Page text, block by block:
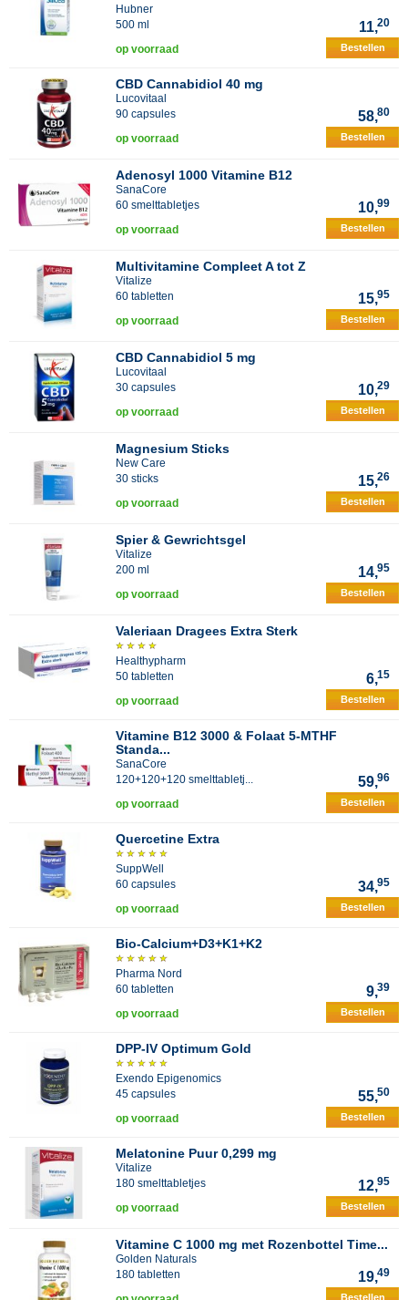
Hubner
500 ml
11,20
op voorraad Bestellen
CBD Cannabidiol 40 mg
Lucovitaal
90 capsules
58,80
op voorraad Bestellen
Adenosyl 1000 Vitamine B12
SanaCore
60 smelttabletjes
10,99
op voorraad Bestellen
Multivitamine Compleet A tot Z
Vitalize
60 tabletten
15,95
op voorraad Bestellen
CBD Cannabidiol 5 mg
Lucovitaal
30 capsules
10,29
op voorraad Bestellen
Magnesium Sticks
New Care
30 sticks
15,26
op voorraad Bestellen
Spier & Gewrichtsgel
Vitalize
200 ml
14,95
op voorraad Bestellen
Valeriaan Dragees Extra Sterk
Healthypharm
50 tabletten
6,15
op voorraad Bestellen
Vitamine B12 3000 & Folaat 5-MTHF
Standa...
SanaCore
120+120+120 smelttabletj...
59,96
op voorraad Bestellen
Quercetine Extra
SuppWell
60 capsules
34,95
op voorraad Bestellen
Bio-Calcium+D3+K1+K2
Pharma Nord
60 tabletten
9,39
op voorraad Bestellen
DPP-IV Optimum Gold
Exendo Epigenomics
45 capsules
55,50
op voorraad Bestellen
Melatonine Puur 0,299 mg
Vitalize
180 smelttabletjes
12,95
op voorraad Bestellen
Vitamine C 1000 mg met Rozenbottel Time...
Golden Naturals
180 tabletten
19,49
Bestellen